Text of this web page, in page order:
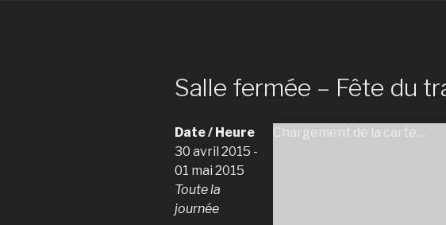
Salle fermée – Fête du
Chargement de la carte…
Date / Heure
30 avril 2015 -
01 mai 2015
Toute la
journée